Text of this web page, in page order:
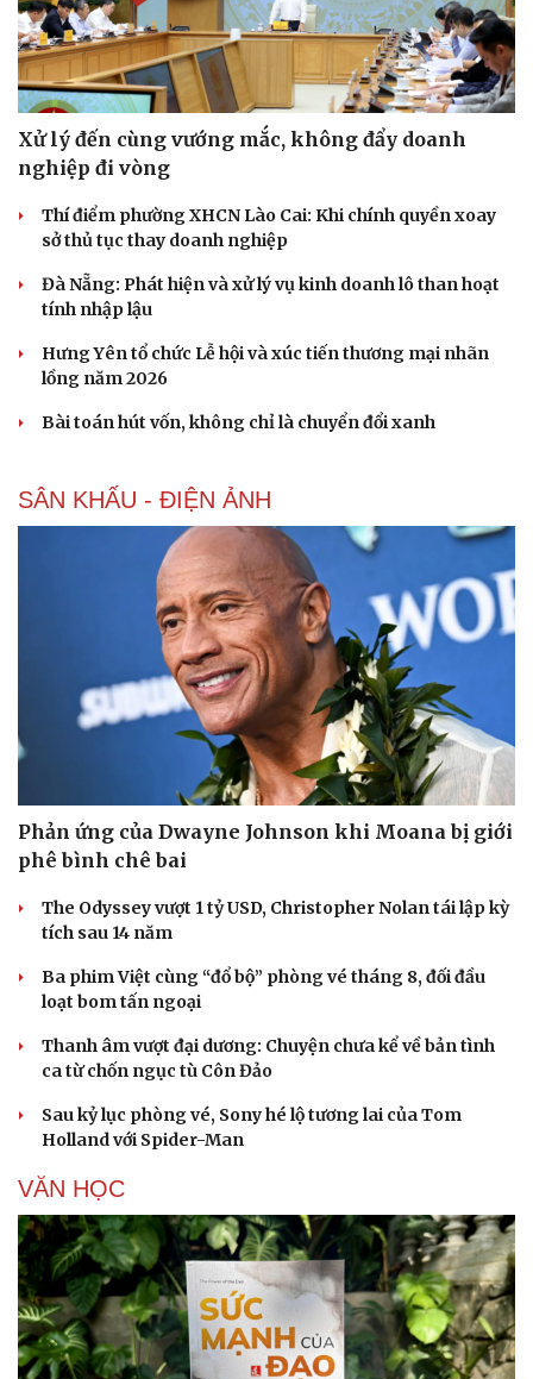
Du lịch
Tư vấn
check-in
Podcast
Cửa sổ tình yêu
Xử lý đến cùng vướng mắc, không đẩy doanh
nghiệp đi vòng
Thí điểm phường XHCN Lào Cai: Khi chính quyền xoay
sở thủ tục thay doanh nghiệp
Đà Nẵng: Phát hiện và xử lý vụ kinh doanh lô than hoạt
tính nhập lậu
Hưng Yên tổ chức Lễ hội và xúc tiến thương mại nhãn
lồng năm 2026
Bài toán hút vốn, không chỉ là chuyển đổi xanh
SÂN KHẤU - ĐIỆN ẢNH
Phản ứng của Dwayne Johnson khi Moana bị giới
phê bình chê bai
The Odyssey vượt 1 tỷ USD, Christopher Nolan tái lập kỳ
tích sau 14 năm
Ba phim Việt cùng “đổ bộ” phòng vé tháng 8, đối đầu
loạt bom tấn ngoại
Thanh âm vượt đại dương: Chuyện chưa kể về bản tình
ca từ chốn ngục tù Côn Đảo
Sau kỷ lục phòng vé, Sony hé lộ tương lai của Tom
Holland với Spider-Man
VĂN HỌC